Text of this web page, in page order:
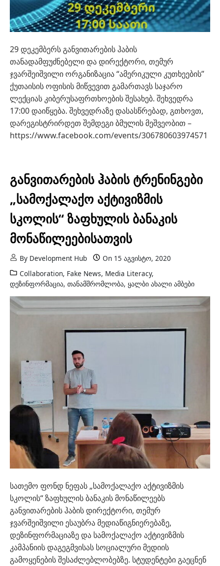
29 დეკემბერს განვითარების ჰაბის
თანადამფუძნებელი და დირექტორი, თემურ
ჯვარშეიშვილი ორგანიზაცია “ამერიკული კუთხეების”
ქუთაისის ოფისის მიწვევით გამართავს საჯარო
ლექციას კიბერუსაფრთხოების შესახებ. შეხვედრა
17:00 დაიწყება. შეხვედრაზე დასასწრებად, გთხოვთ,
დარეგისტრირდეთ შემდეგი ბმულის მეშვეობით –
https://www.facebook.com/events/306780603974571
განვითარების ჰაბის ტრენინგები
„სამოქალაქო აქტივიზმის
სკოლის“ ზაფხულის ბანაკის
მონაწილეებისათვის
By Development Hub On 15 აგვისტო, 2020
Collaboration, Fake News, Media Literacy,
დეზინფორმაცია, თანამშრომლობა, ყალბი ახალი ამბები
სათემო ფონდ ნეფას „სამოქალაქო აქტივიზმის
სკოლის“ ზაფხულის ბანაკის მონაწილეებს
განვითარების ჰაბის დირექტორი, თემურ
ჯვარშეიშვილი ესაუბრა მედიაწიგნიერებაზე,
დეზინფორმაციაზე და სამოქალაქო აქტივიზმის
კამპანიის დაგეგმვისას სოციალური მედიის
გამოყენების შესაძლებლობებზე. სტუდენტები გაეცნენ